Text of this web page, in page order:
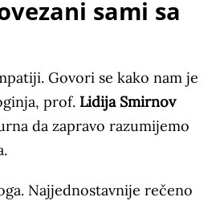
sami sa
Govori se kako nam je
prof. Lidija Smirnov
da zapravo razumijemo
Najjednostavnije rečeno